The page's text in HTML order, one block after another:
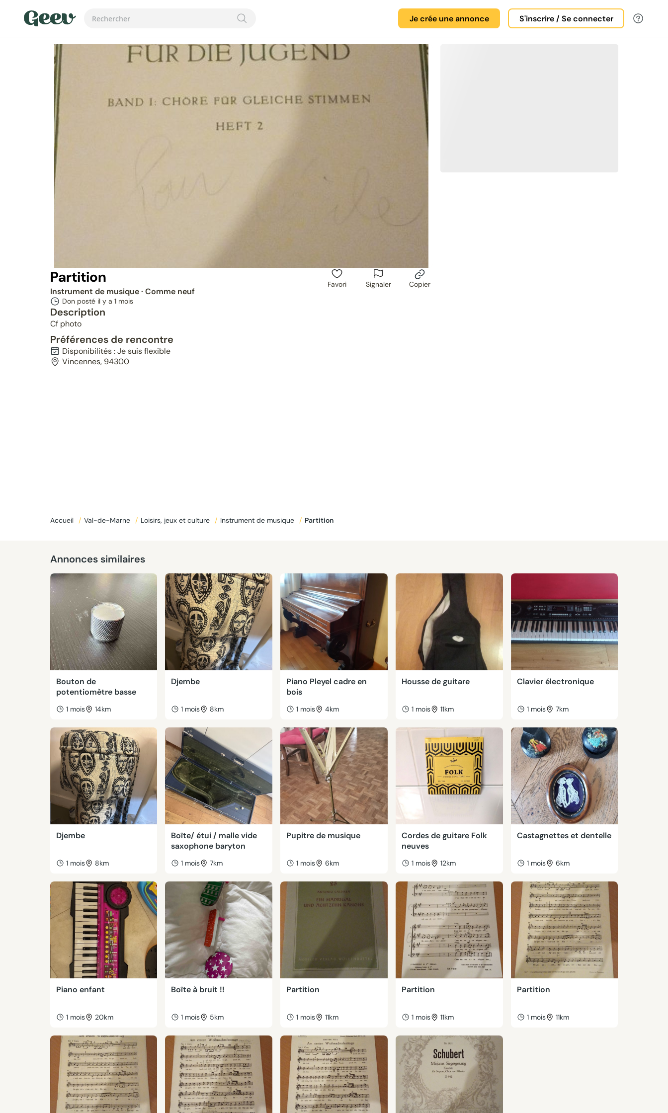
Je crée une annonce S'inscrire / Se connecter
Partition
Instrument de musique· Comme neuf
Don posté il y a 1 mois
Description
Cf photo
Favori Signaler Copier
Préférences de rencontre
Disponibilités : Je suis flexible
Vincennes, 94300
Accueil / Val-de-Marne / Loisirs, jeux et culture / Instrument de musique / Partition
Annonces similaires
Bouton de
potentiomètre basse
1 mois 14km
Djembe
1 mois 8km
Piano Pleyel cadre en
bois
1 mois 4km
Housse de guitare
1 mois 11km
Clavier électronique
1 mois 7km
Djembe
1 mois 8km
Boîte/ étui / malle vide
saxophone baryton
1 mois 7km
Pupitre de musique
1 mois 6km
Cordes de guitare Folk
neuves
1 mois 12km
Castagnettes et dentelle
1 mois 6km
Piano enfant
1 mois 20km
Boîte à bruit !!
1 mois 5km
Partition
1 mois 11km
Partition
1 mois 11km
Partition
1 mois 11km